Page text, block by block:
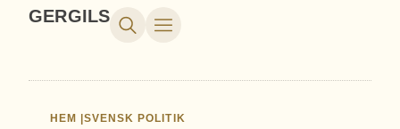
GERGILS
HEM |SVENSK POLITIK